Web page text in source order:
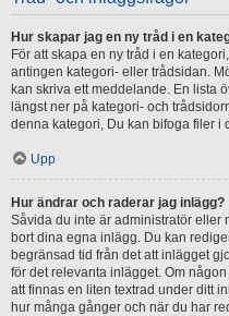
Hur skapar jag en ny tråd i en
För att skapa en ny tråd i en
antingen kategori- eller trådsidan.
kan skriva ett meddelande. En lista
längst ner på kategori- och
denna kategori, Du kan bifoga filer i
Upp
Hur ändrar och raderar jag inlägg?
Såvida du inte är administratör eller
bort dina egna inlägg. Du kan
begränsad tid från det att inlägget
för det relevanta inlägget. Om
att finnas en liten textrad under ditt
hur många gånger och när du har